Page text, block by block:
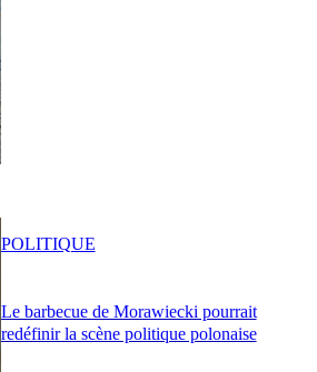
Le barbecue de Morawiecki pourrait
redéfinir la scène politique polonaise
POLITIQUE